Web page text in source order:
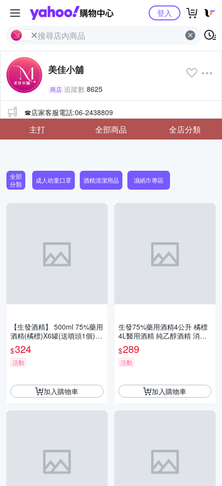
Yahoo購物中心
登入
美佳小舖
商店 追蹤數 8625
公告
☎店家客服電話:06-2438809
主打 全部商品 全店分類
全部
分類
成人幼童口罩 酒精清潔用品 濕紙巾專區
【生發酒精】 500ml 75%藥用
酒精(橘標)X6罐(送噴頭1個)醫
用酒精 純乙醇酒精 酒精液 清
潔用酒精
$324
活動
加入購物車
生發75%藥用酒精4公升 橘標
4L醫用酒精 純乙醇酒精 消毒
酒精 防疫酒精 清潔用酒精 乾
洗手
$289
活動
加入購物車